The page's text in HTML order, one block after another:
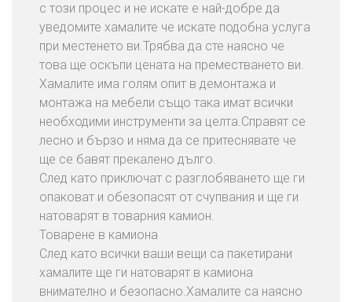
с този процес и не искате е най-добре да
уведомите хамалите че искате подобна услуга
при местенето ви.Трябва да сте наясно че
това ще оскъпи цената на преместването ви.
Хамалите има голям опит в демонтажа и
монтажа на мебели също така имат всички
необходими инструменти за целта.Справят се
лесно и бързо и няма да се притеснявате че
ще се бавят прекалено дълго.
След като приключат с разглобяването ще ги
опаковат и обезопасят от счупвания и ще ги
натоварят в товарния камион.
Товарене в камиона
След като всички ваши вещи са пакетирани
хамалите ще ги натоварят в камиона
внимателно и безопасно.Хамалите са наясно